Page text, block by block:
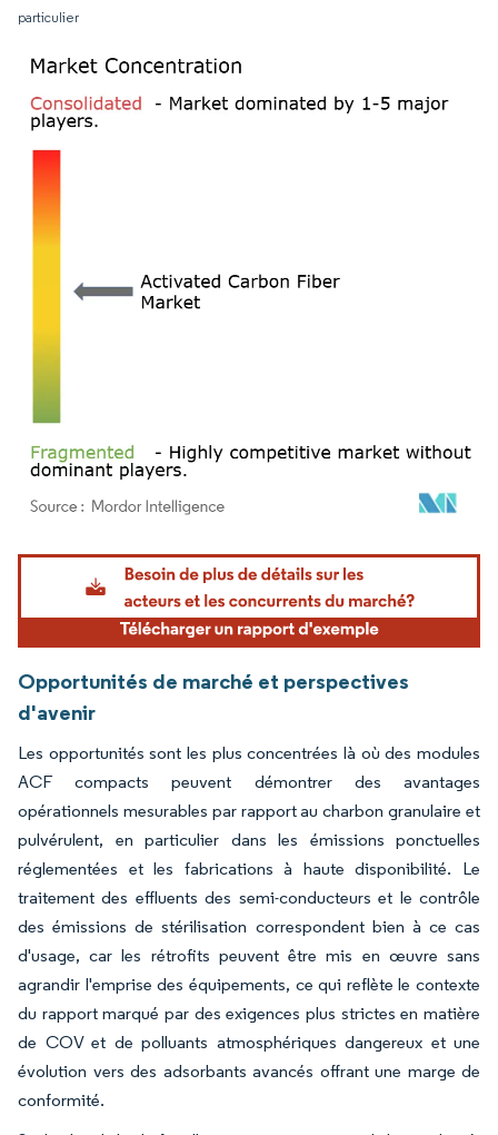
particulier
Image © Mordor Intelligence. La réutilisation nécessite une attribution sous CC BY
Opportunités de marché et perspectives
d'avenir
Les opportunités sont les plus concentrées là où des modules
ACF compacts peuvent démontrer des avantages
opérationnels mesurables par rapport au charbon granulaire et
pulvérulent, en particulier dans les émissions ponctuelles
réglementées et les fabrications à haute disponibilité. Le
traitement des effluents des semi-conducteurs et le contrôle
des émissions de stérilisation correspondent bien à ce cas
d'usage, car les rétrofits peuvent être mis en œuvre sans
agrandir l'emprise des équipements, ce qui reflète le contexte
du rapport marqué par des exigences plus strictes en matière
de COV et de polluants atmosphériques dangereux et une
évolution vers des adsorbants avancés offrant une marge de
conformité.